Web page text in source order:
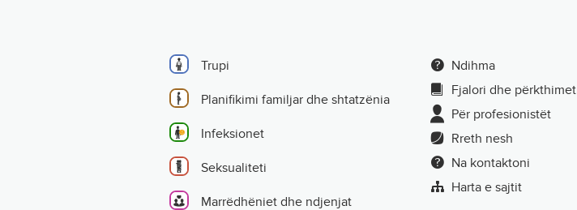
Trupi
Planifikimi familjar dhe shtatzënia
Infeksionet
Seksualiteti
Marrëdhëniet dhe ndjenjat
Ndihma
Fjalori dhe përkthimet
Për profesionistët
Rreth nesh
Na kontaktoni
Harta e sajtit